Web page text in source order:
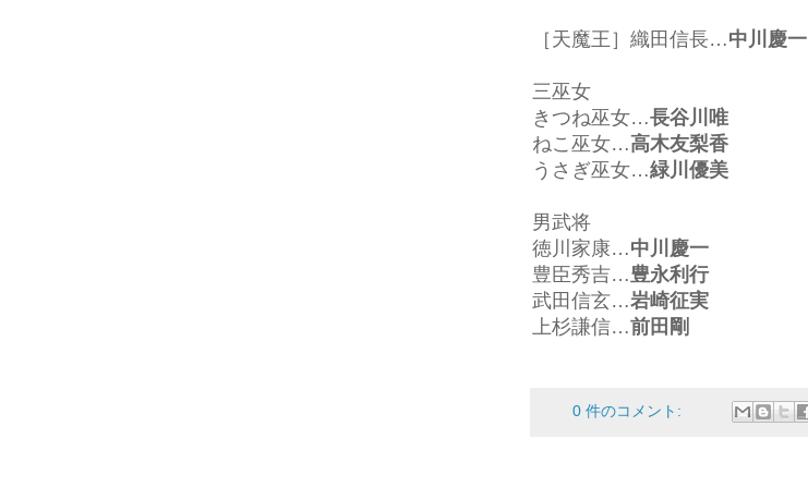
［天魔王］織田信長…中川慶一
三巫女
きつね巫女…長谷川唯
ねこ巫女…高木友梨香
うさぎ巫女…緑川優美
男武将
徳川家康…中川慶一
豊臣秀吉…豊永利行
武田信玄…岩崎征実
上杉謙信…前田剛
0 件のコメント: